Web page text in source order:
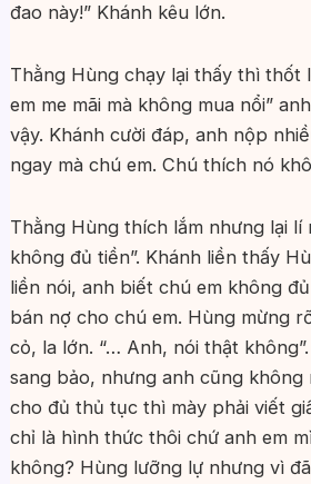
đao này!” Khánh kêu lớn.
Thằng Hùng chạy lại thấy thì thốt
em me mãi mà không mua nổi”
vậy. Khánh cười đáp, anh nộp
ngay mà chú em. Chú thích nó
Thằng Hùng thích lắm nhưng lại lí
không đủ tiền”. Khánh liền thấy
liền nói, anh biết chú em không
bán nợ cho chú em. Hùng mừng
cỏ, la lớn. “… Anh, nói thật
sang bảo, nhưng anh cũng không
cho đủ thủ tục thì mày phải viết
chỉ là hình thức thôi chứ anh em
không? Hùng lưỡng lự nhưng vì